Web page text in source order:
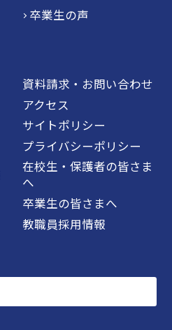
卒業生の声
資料請求・お問い合わせ
アクセス
サイトポリシー
プライバシーポリシー
在校生・保護者の皆さま
へ
卒業生の皆さまへ
教職員採用情報